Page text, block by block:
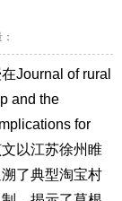
Journal of rural
and the
for
以江苏徐州睢
了典型淘宝村